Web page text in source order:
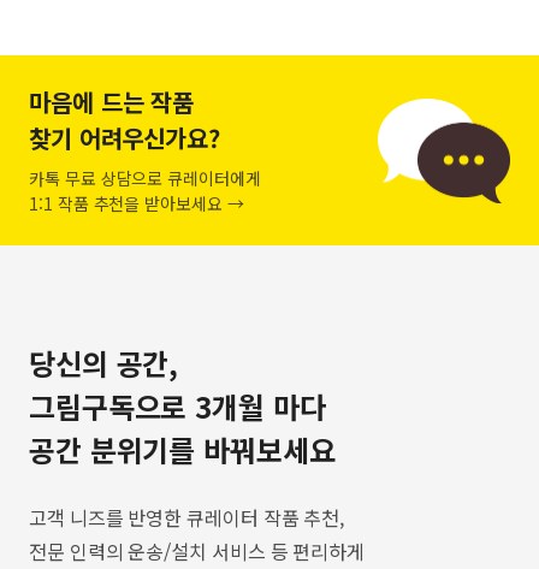
마음에 드는 작품
찾기 어려우신가요?
카톡 무료 상담으로 큐레이터에게
1:1 작품 추천을 받아보세요 →
당신의 공간,
그림구독으로 3개월 마다
공간 분위기를 바꿔보세요
고객 니즈를 반영한 큐레이터 작품 추천,
전문 인력의 운송/설치 서비스 등 편리하게